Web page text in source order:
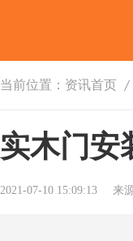
当前位置： 资讯首页
实木门安
2021-07-10 15:09:13 来